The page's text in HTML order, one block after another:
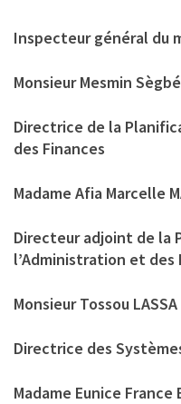
Inspecteur général du
Monsieur Mesmin
Directrice de la
des Finances
Madame Afia Marcelle
Directeur adjoint de la
l’Administration et des
Monsieur Tossou LASSA
Directrice des
Madame Eunice France